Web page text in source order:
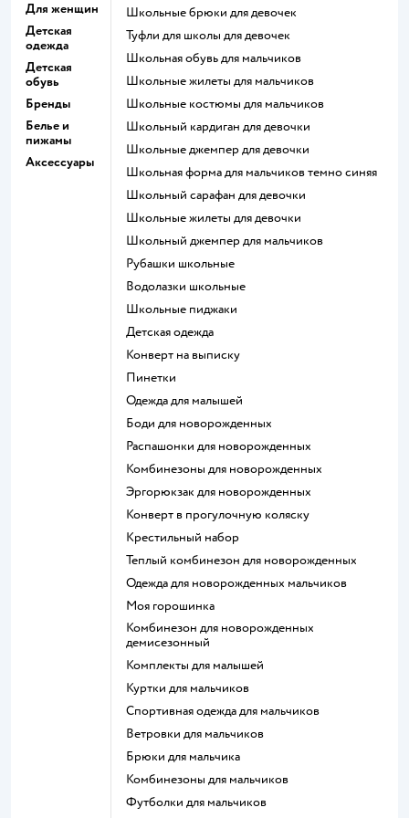
Для женщин
Детская
одежда
Детская
обувь
Бренды
Белье и
пижамы
Аксессуары
Школьные брюки для девочек
Туфли для школы для девочек
Школьная обувь для мальчиков
Школьные жилеты для мальчиков
Школьные костюмы для мальчиков
Школьный кардиган для девочки
Школьные джемпер для девочки
Школьная форма для мальчиков темно синяя
Школьный сарафан для девочки
Школьные жилеты для девочки
Школьный джемпер для мальчиков
Рубашки школьные
Водолазки школьные
Школьные пиджаки
Детская одежда
Конверт на выписку
Пинетки
Одежда для малышей
Боди для новорожденных
Распашонки для новорожденных
Комбинезоны для новорожденных
Эргорюкзак для новорожденных
Конверт в прогулочную коляску
Крестильный набор
Теплый комбинезон для новорожденных
Одежда для новорожденных мальчиков
Моя горошинка
Комбинезон для новорожденных
демисезонный
Комплекты для малышей
Куртки для мальчиков
Спортивная одежда для мальчиков
Ветровки для мальчиков
Брюки для мальчика
Комбинезоны для мальчиков
Футболки для мальчиков